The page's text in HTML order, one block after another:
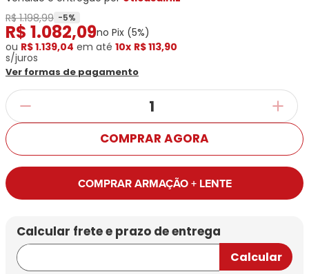
Ban
Todas
as
Marcas
Marcas
Exclusivas
Dii
Collection
Ono
Miu
Polaroid
Vogue
Todas
as
Marcas
Marcas
Exclusivas
Exclusivas
Bulget
Todas
as
Marcas
Marcas
Exclusivas
Dii
Ono
Unissex
Marcas
Exclusivas
Dii
Collection
DNZ
Hit
Ono
R$ 1.198,99 -5%
R$ 1.082,09no Pix (5%)
ou R$ 1.139,04 em até 10x R$ 113,90
s/juros
Ver formas de pagamento
COMPRAR AGORA
COMPRAR ARMAÇÃO + LENTE